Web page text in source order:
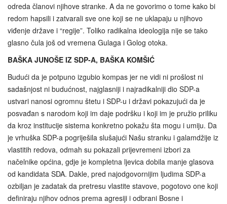
odreda članovi njihove stranke. A da ne govorimo o tome kako bi
redom hapsili i zatvarali sve one koji se ne uklapaju u njihovo
viđenje države i “regije”. Toliko radikalna ideologija nije se tako
glasno čula još od vremena Gulaga i Golog otoka.
BAŠKA JUNOŠE IZ SDP-A, BAŠKA KOMŠIĆ
Budući da je potpuno izgubio kompas jer ne vidi ni prošlost ni
sadašnjost ni budućnost, najglasniji i najradikalniji dio SDP-a
ustvari nanosi ogromnu štetu i SDP-u i državi pokazujući da je
posvađan s narodom koji im daje podršku i koji im je pružio priliku
da kroz institucije sistema konkretno pokažu šta mogu i umiju. Da
je vrhuška SDP-a pogriješila slušajući Našu stranku i galamdžije iz
vlastitih redova, odmah su pokazali prijevremeni izbori za
načelnike općina, gdje je kompletna ljevica dobila manje glasova
od kandidata SDA. Dakle, pred najodgovornijim ljudima SDP-a
ozbiljan je zadatak da pretresu vlastite stavove, pogotovo one koji
definiraju njihov odnos prema agresiji i odbrani Bosne i